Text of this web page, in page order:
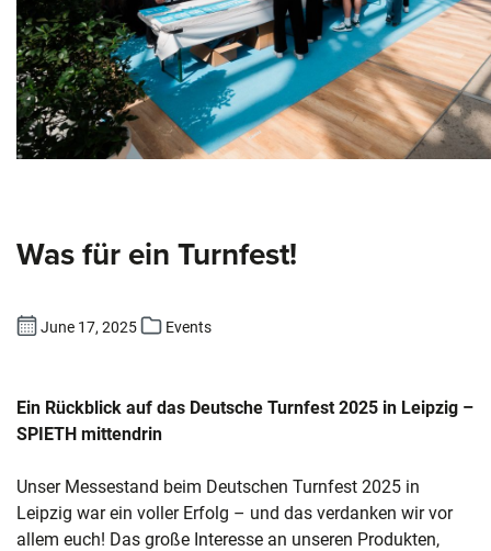
Was für ein Turnfest!
June 17, 2025 Events
Ein Rückblick auf das Deutsche Turnfest 2025 in Leipzig –
SPIETH mittendrin
Unser Messestand beim Deutschen Turnfest 2025 in
Leipzig war ein voller Erfolg – und das verdanken wir vor
allem euch! Das große Interesse an unseren Produkten,